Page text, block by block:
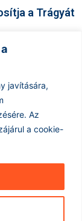
javítására,
Az
a cookie-
a Trágyát
révén,
az
»